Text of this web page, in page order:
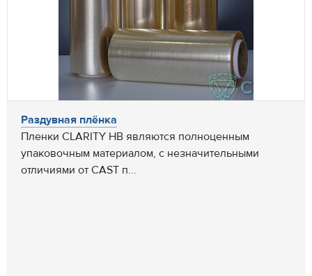
Раздувная плёнка
Пленки CLARITY HB являются полноценным
упаковочным материалом, с незначительными
отличиями от CAST п...